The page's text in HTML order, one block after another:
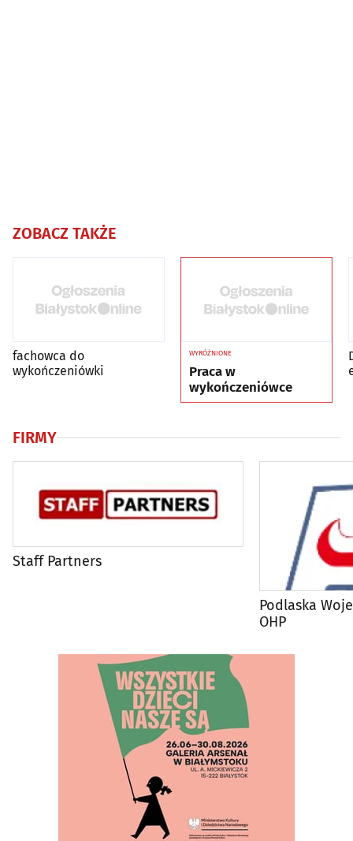
ZOBACZ TAKŻE
fachowca do
wykończeniówki
WYRÓŻNIONE
Praca w
wykończeniówce
FIRMY
Staff Partners
Podlaska
OHP